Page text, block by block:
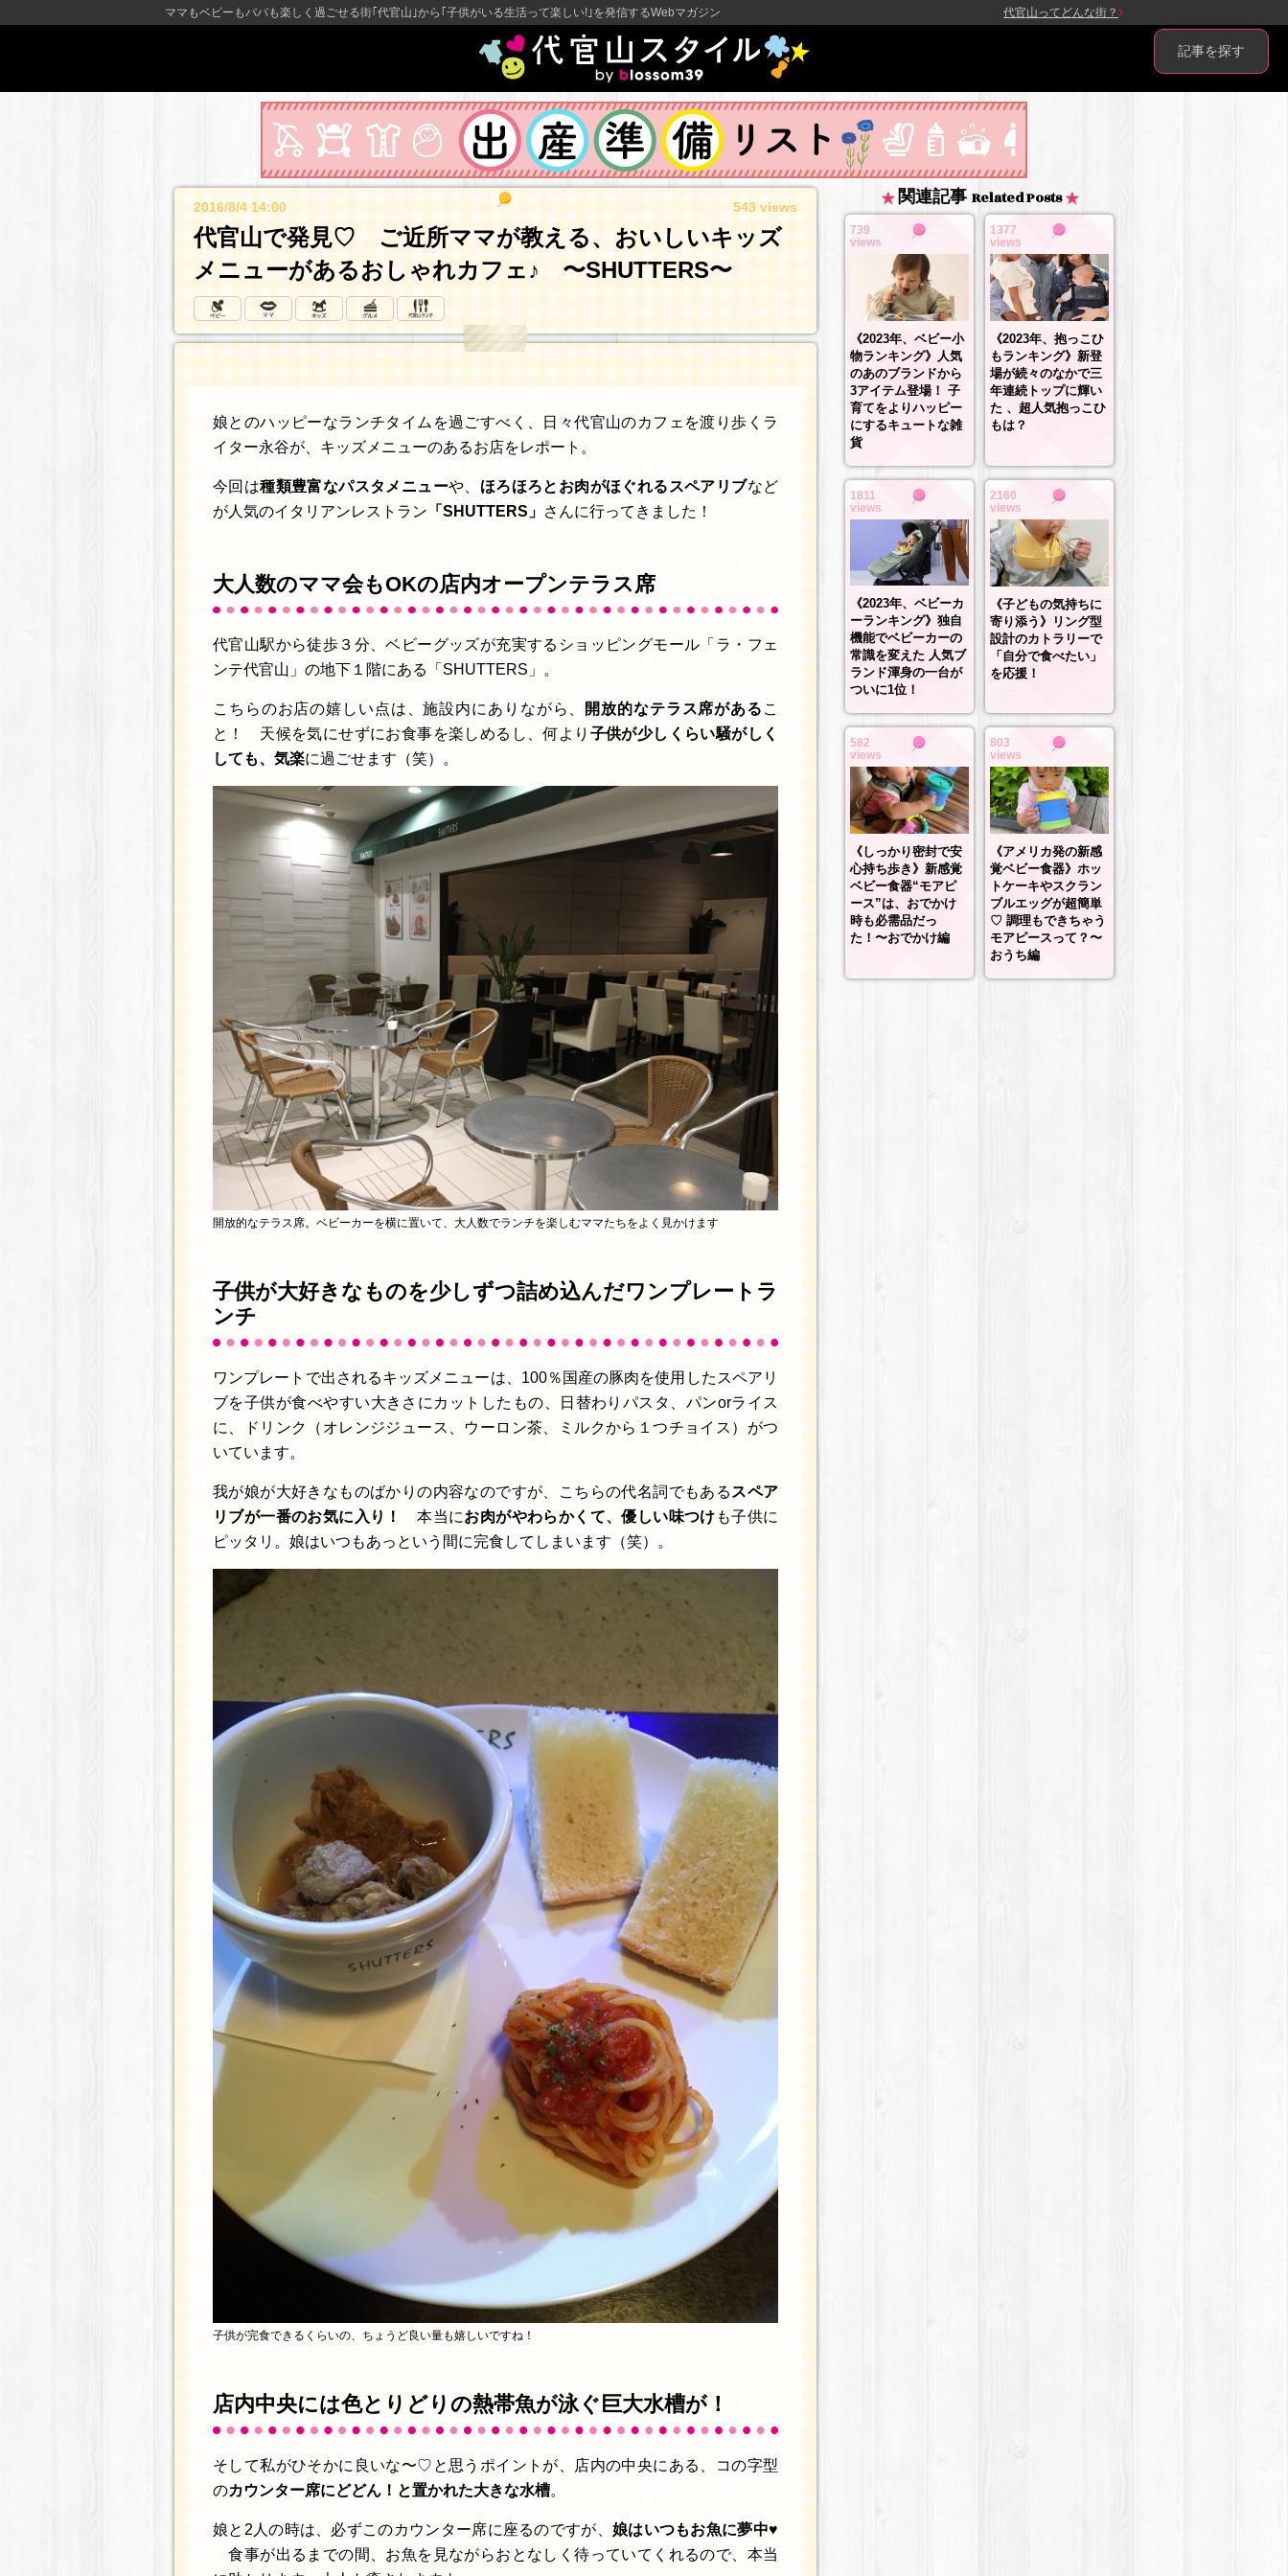
ママもベビーもパパも楽しく過ごせる街｢代官山｣から｢子供がいる生活って楽しい!｣を発信するWebマガジン 代官山ってどんな街？
2016/8/4 14:00 543 views
代官山で発見♡ ご近所ママが教える、おいしいキッズ
メニューがあるおしゃれカフェ♪ 〜SHUTTERS〜
娘とのハッピーなランチタイムを過ごすべく、日々代官山のカフェを渡り歩くラ
イター永谷が、キッズメニューのあるお店をレポート。
今回は種類豊富なパスタメニューや、 ほろほろとお肉がほぐれるスペアリブなど
が人気のイタリアンレストラン 「SHUTTERS」 さんに行ってきました！
大人数のママ会もOKの店内オープンテラス席
代官山駅から徒歩３分、ベビーグッズが充実するショッピングモール「ラ・フェ
ンテ代官山」の地下１階にある「SHUTTERS」。
こちらのお店の嬉しい点は、施設内にありながら、 開放的なテラス席がある こ
と！ 天候を気にせずにお食事を楽しめるし、何より 子供が少しくらい騒がしく
しても、気楽に過ごせます（笑）。
開放的なテラス席。ベビーカーを横に置いて、大人数でランチを楽しむママたちをよく見かけます
子供が大好きなものを少しずつ詰め込んだワンプレートラ
ンチ
ワンプレートで出されるキッズメニューは、100％国産の豚肉を使用したスペアリ
ブを子供が食べやすい大きさにカットしたもの、日替わりパスタ、パンorライス
に、ドリンク（オレンジジュース、ウーロン茶、ミルクから１つチョイス）がつ
いています。
我が娘が大好きなものばかりの内容なのですが、こちらの代名詞でもある スペア
リブが一番のお気に入り！
本当にお肉がやわらかくて、優しい味つけ も子供に
ピッタリ。娘はいつもあっという間に完食してしまいます（笑）。
子供が完食できるくらいの、ちょうど良い量も嬉しいですね！
店内中央には色とりどりの熱帯魚が泳ぐ巨大水槽が！
そして私がひそかに良いな〜♡と思うポイントが、店内の中央にある、コの字型
のカウンター席にどどん！と置かれた大きな水槽。
娘と2人の時は、必ずこのカウンター席に座るのですが、 娘はいつもお魚に夢中♥
食事が出るまでの間、お魚を見ながらおとなしく待っていてくれるので、本当
関連記事 Related Posts
739
views
《2023年、ベビー小
物ランキング》人気
のあのブランドから
3アイテム登場！ 子
育てをよりハッピー
にするキュートな雑
貨
1377
views
《2023年、抱っこひ
もランキング》新登
場が続々のなかで三
年連続トップに輝い
た 、超人気抱っこひ
もは？
1811
views
《2023年、ベビーカ
ーランキング》独自
機能でベビーカーの
常識を変えた 人気ブ
ランド渾身の一台が
ついに1位！
2160
views
《子どもの気持ちに
寄り添う》リング型
設計のカトラリーで
「自分で食べたい」
を応援！
582
views
《しっかり密封で安
心持ち歩き》新感覚
ベビー食器“モアピ
ース”は、おでかけ
時も必需品だっ
た！〜おでかけ編
803
views
《アメリカ発の新感
覚ベビー食器》ホッ
トケーキやスクラン
ブルエッグが超簡単
♡ 調理もできちゃう
モアピースって？〜
おうち編
記事を探す